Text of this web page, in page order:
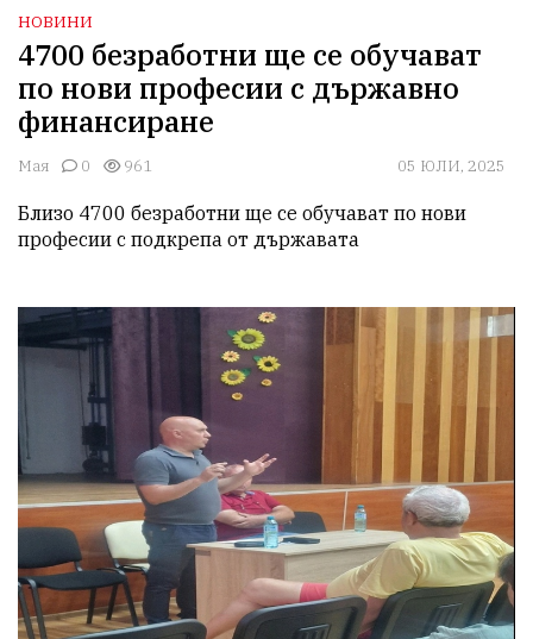
НОВИНИ
4700 безработни ще се обучават
по нови професии с държавно
финансиране
Мая 0 961 05 ЮЛИ, 2025
Близо 4700 безработни ще се обучават по нови
професии с подкрепа от държавата